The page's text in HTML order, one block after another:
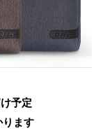
予定
ります